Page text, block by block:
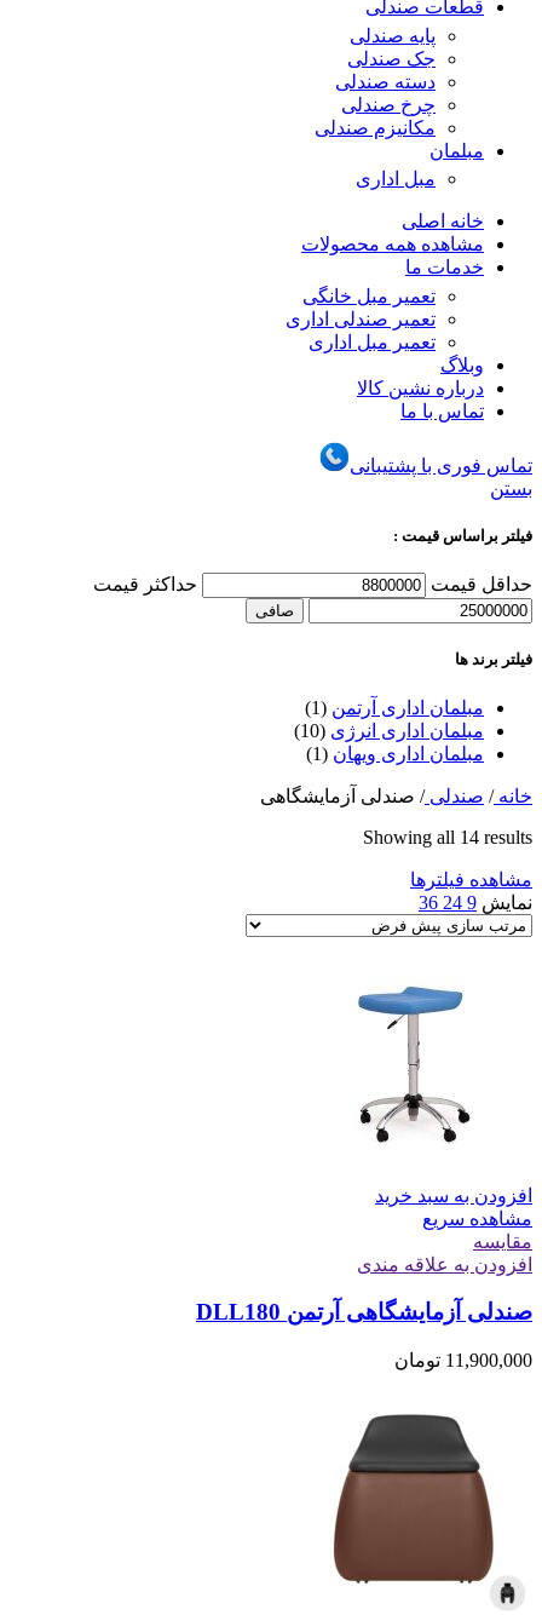
قطعات صندلی
پایه صندلی
جک صندلی
دسته صندلی
چرخ صندلی
مکانیزم صندلی
مبلمان
مبل اداری
خانه اصلی
مشاهده همه محصولات
خدمات ما
تعمیر مبل خانگی
تعمیر صندلی اداری
تعمیر مبل اداری
وبلاگ
درباره نشین کالا
تماس با ما
تماس فوری با پشتیبانی
بستن
فیلتر براساس قیمت :
حداقل قیمت حداكثر قيمت
صافی
فیلتر برند ها
مبلمان اداری آرتمن (1)
مبلمان اداری انرژی (10)
مبلمان اداری ویهان (1)
خانه/ صندلی/ صندلی آزمایشگاهی
Showing all 14 results
مشاهده فیلترها
نمایش 9
24
36
افزودن به سبد خرید
مشاهده سریع
مقایسه
افزودن به علاقه مندی
صندلی آزمایشگاهی آرتمن DLL180
11,900,000 تومان